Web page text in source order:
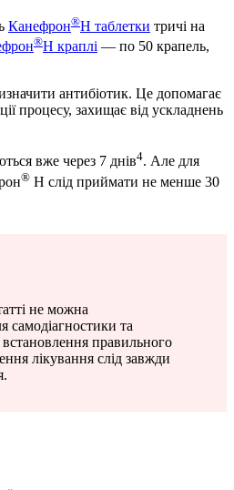
Канефрон®Н таблетки тричі на
®Н краплі — по 50 крапель,
антибіотик. Це допомагає
процесу, захищає від ускладнень
вже через 7 днів4. Але для
® Н слід приймати не менше 30
не можна
самодіагностики та
правильного
лікування слід завжди